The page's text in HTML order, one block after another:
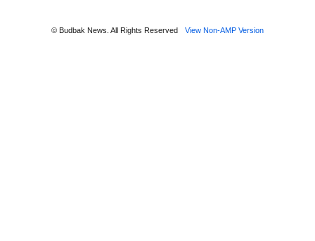
© Budbak News. All Rights Reserved View Non-AMP Version